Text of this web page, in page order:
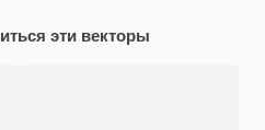
эти векторы